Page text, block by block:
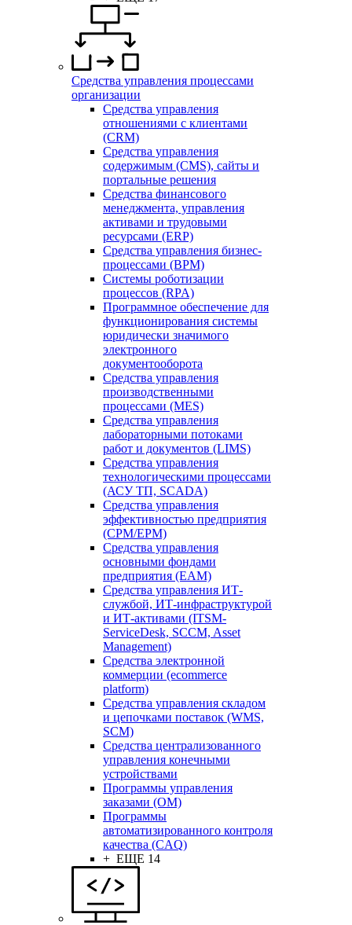
Средства управления процессами
организации
Средства управления
отношениями с клиентами
(CRM)
Средства управления
содержимым (CMS), сайты и
портальные решения
Средства финансового
менеджмента, управления
активами и трудовыми
ресурсами (ERP)
Средства управления бизнес-
процессами (BPM)
Системы роботизации
процессов (RPA)
Программное обеспечение для
функционирования системы
юридически значимого
электронного
документооборота
Средства управления
производственными
процессами (MES)
Средства управления
лабораторными потоками
работ и документов (LIMS)
Средства управления
технологическими процессами
(АСУ ТП, SCADA)
Средства управления
эффективностью предприятия
(CPM/EPM)
Средства управления
основными фондами
предприятия (EAM)
Средства управления ИТ-
службой, ИТ-инфраструктурой
и ИТ-активами (ITSM-
ServiceDesk, SCCM, Asset
Management)
Средства электронной
коммерции (ecommerce
platform)
Средства управления складом
и цепочками поставок (WMS,
SCM)
Средства централизованного
управления конечными
устройствами
Программы управления
заказами (OM)
Программы
автоматизированного контроля
качества (CAQ)
+ ЕЩЕ 14